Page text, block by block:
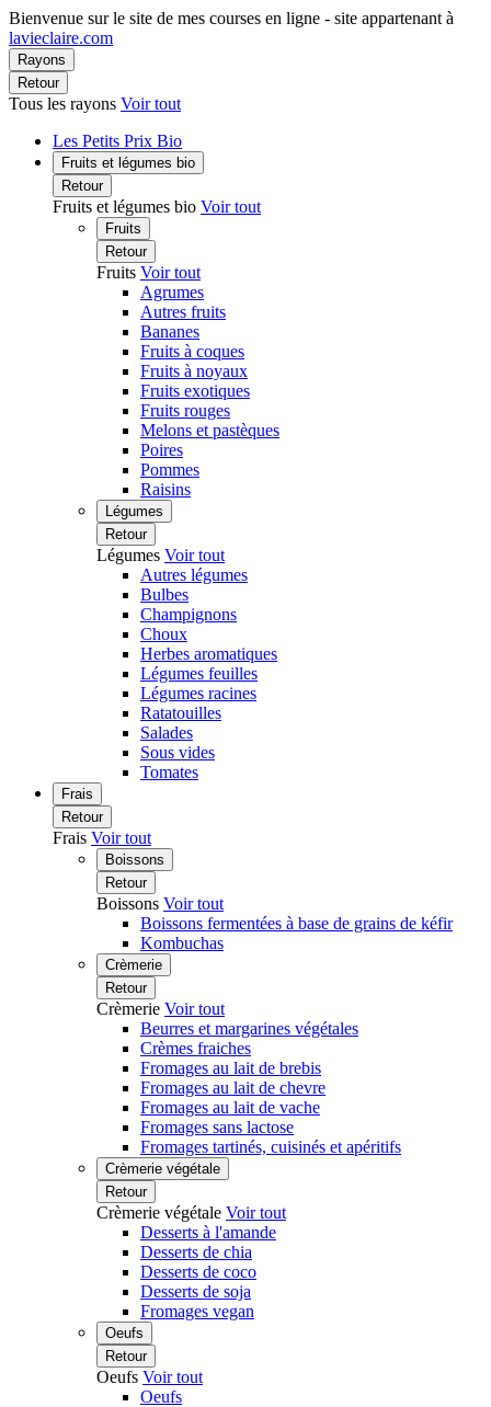
Bienvenue sur le site de mes courses en ligne - site appartenant à
lavieclaire.com
Rayons
Retour
Tous les rayons Voir tout
Les Petits Prix Bio
Fruits et légumes bio
Retour
Fruits et légumes bio Voir tout
Fruits
Retour
Fruits Voir tout
Agrumes
Autres fruits
Bananes
Fruits à coques
Fruits à noyaux
Fruits exotiques
Fruits rouges
Melons et pastèques
Poires
Pommes
Raisins
Légumes
Retour
Légumes Voir tout
Autres légumes
Bulbes
Champignons
Choux
Herbes aromatiques
Légumes feuilles
Légumes racines
Ratatouilles
Salades
Sous vides
Tomates
Frais
Retour
Frais Voir tout
Boissons
Retour
Boissons Voir tout
Boissons fermentées à base de grains de kéfir
Kombuchas
Crèmerie
Retour
Crèmerie Voir tout
Beurres et margarines végétales
Crèmes fraiches
Fromages au lait de brebis
Fromages au lait de chevre
Fromages au lait de vache
Fromages sans lactose
Fromages tartinés, cuisinés et apéritifs
Crèmerie végétale
Retour
Crèmerie végétale Voir tout
Desserts à l'amande
Desserts de chia
Desserts de coco
Desserts de soja
Fromages vegan
Oeufs
Retour
Oeufs Voir tout
Oeufs